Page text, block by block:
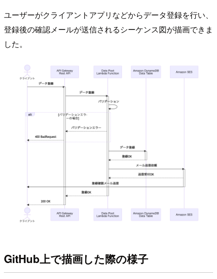
ユーザーがクライアントアプリなどからデータ登録を行い、
登録後の確認メールが送信されるシーケンス図が描画できま
した。
GitHub上で描画した際の様子